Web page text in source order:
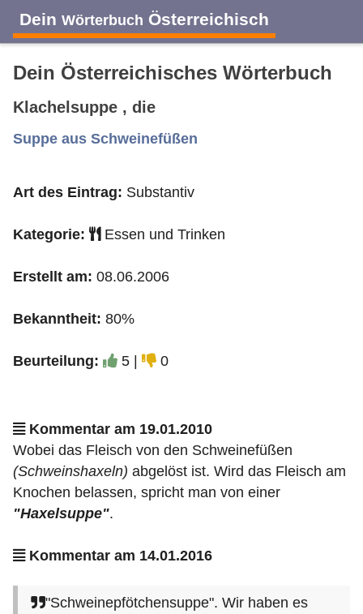
Dein Wörterbuch Österreichisch
A B C D E
J K L M N
Dein Österreichisches Wörterbuch
Klachelsuppe , die
Suppe aus Schweinefüßen
Art des Eintrag: Substantiv
Kategorie: Essen und Trinken
Erstellt am: 08.06.2006
Bekanntheit: 80%
Beurteilung: 5 | 0
Kommentar am 19.01.2010
Wobei das Fleisch von den Schweinefüßen
(Schweinshaxeln) abgelöst ist. Wird das Fleisch am
Knochen belassen, spricht man von einer
"Haxelsuppe".
Kommentar am 14.01.2016
"Schweinepfötchensuppe". Wir haben es